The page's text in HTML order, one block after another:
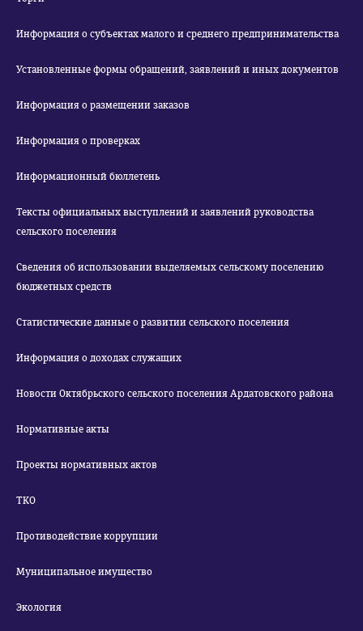
Информация о субъектах малого и среднего предпринимательства
Установленные формы обращений, заявлений и иных документов
Информация о размещении заказов
Информация о проверках
Информационный бюллетень
Тексты официальных выступлений и заявлений руководства
сельского поселения
Сведения об использовании выделяемых сельскому поселению
бюджетных средств
Статистические данные о развитии сельского поселения
Информация о доходах служащих
Новости Октябрьского сельского поселения Ардатовского района
Нормативные акты
Проекты нормативных актов
ТКО
Противодействие коррупции
Муниципальное имущество
Экология